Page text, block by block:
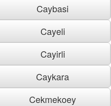
Caybasi
Cayeli
Cayirli
Caykara
Cekmekoey